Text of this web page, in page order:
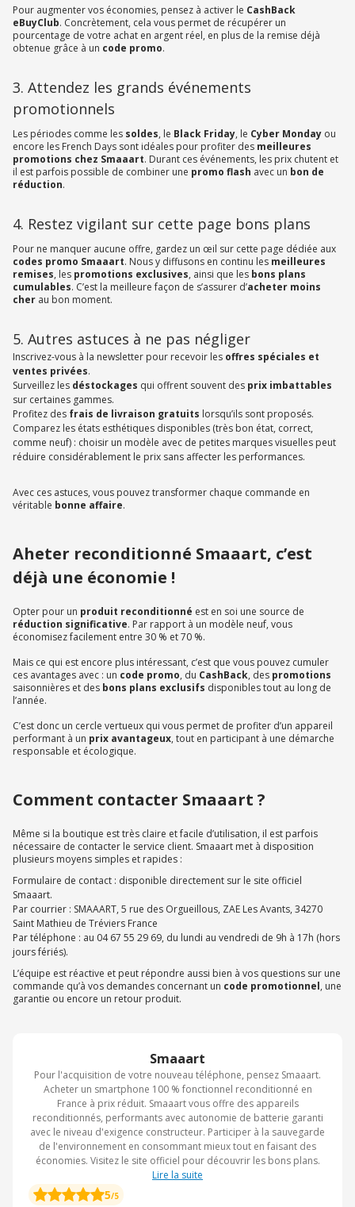
Smaaart
Pour l'acquisition de votre nouveau téléphone, pensez Smaaart.
Acheter un smartphone 100 % fonctionnel reconditionné en
France à prix réduit. Smaaart vous offre des appareils
reconditionnés, performants avec autonomie de batterie garanti
avec le niveau d'exigence constructeur. Participer à la sauvegarde
de l'environnement en consommant mieux tout en faisant des
économies. Visitez le site officiel pour découvrir les bons plans.
Lire la suite
5/5
Pour augmenter vos économies, pensez à activer le CashBack
eBuyClub. Concrètement, cela vous permet de récupérer un
pourcentage de votre achat en argent réel, en plus de la remise déjà
obtenue grâce à un code promo.
3. Attendez les grands événements
promotionnels
Les périodes comme les soldes, le Black Friday, le Cyber Monday ou
encore les French Days sont idéales pour profiter des meilleures
promotions chez Smaaart. Durant ces événements, les prix chutent et
il est parfois possible de combiner une promo flash avec un bon de
réduction.
4. Restez vigilant sur cette page bons plans
Pour ne manquer aucune offre, gardez un œil sur cette page dédiée aux
codes promo Smaaart. Nous y diffusons en continu les meilleures
remises, les promotions exclusives, ainsi que les bons plans
cumulables. C’est la meilleure façon de s’assurer d’acheter moins
cher au bon moment.
5. Autres astuces à ne pas négliger
Inscrivez-vous à la newsletter pour recevoir les offres spéciales et
ventes privées.
Surveillez les déstockages qui offrent souvent des prix imbattables
sur certaines gammes.
Profitez des frais de livraison gratuits lorsqu’ils sont proposés.
Comparez les états esthétiques disponibles (très bon état, correct,
comme neuf) : choisir un modèle avec de petites marques visuelles peut
réduire considérablement le prix sans affecter les performances.
Avec ces astuces, vous pouvez transformer chaque commande en
véritable bonne affaire.
Aheter reconditionné Smaaart, c’est
déjà une économie !
Opter pour un produit reconditionné est en soi une source de
réduction significative. Par rapport à un modèle neuf, vous
économisez facilement entre 30 % et 70 %.
Mais ce qui est encore plus intéressant, c’est que vous pouvez cumuler
ces avantages avec : un code promo, du CashBack, des promotions
saisonnières et des bons plans exclusifs disponibles tout au long de
l’année.
C’est donc un cercle vertueux qui vous permet de profiter d’un appareil
performant à un prix avantageux, tout en participant à une démarche
responsable et écologique.
Comment contacter Smaaart ?
Même si la boutique est très claire et facile d’utilisation, il est parfois
nécessaire de contacter le service client. Smaaart met à disposition
plusieurs moyens simples et rapides :
Formulaire de contact : disponible directement sur le site officiel
Smaaart.
Par courrier : SMAAART, 5 rue des Orgueillous, ZAE Les Avants, 34270
Saint Mathieu de Tréviers France
Par téléphone : au 04 67 55 29 69, du lundi au vendredi de 9h à 17h (hors
jours fériés).
L’équipe est réactive et peut répondre aussi bien à vos questions sur une
commande qu’à vos demandes concernant un code promotionnel, une
garantie ou encore un retour produit.